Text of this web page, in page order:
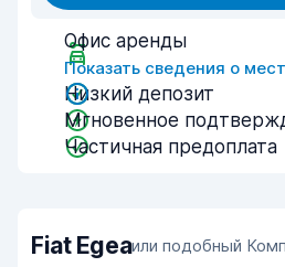
Офис аренды
Показать сведения о
Низкий депозит
Мгновенное
Частичная предоплата
Fiat Egeaили подобный